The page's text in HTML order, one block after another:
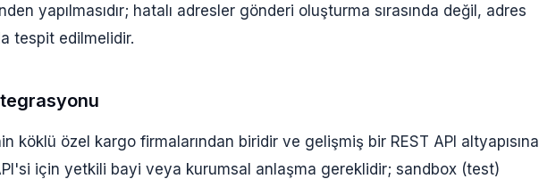
yapılmasıdır; hatalı adresler gönderi oluşturma sırasında değil, adres
tespit edilmelidir.
köklü özel kargo firmalarından biridir ve gelişmiş bir REST API altyapısına
için yetkili bayi veya kurumsal anlaşma gereklidir; sandbox (test)